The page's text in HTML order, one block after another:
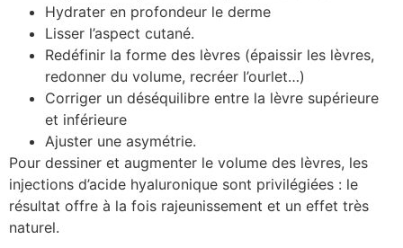
Hydrater en profondeur le derme
Lisser l’aspect cutané.
Redéfinir la forme des lèvres (épaissir les lèvres,
redonner du volume, recréer l’ourlet…)
Corriger un déséquilibre entre la lèvre supérieure
et inférieure
Ajuster une asymétrie.
Pour dessiner et augmenter le volume des lèvres, les
injections d’acide hyaluronique sont privilégiées : le
résultat offre à la fois rajeunissement et un effet très
naturel.